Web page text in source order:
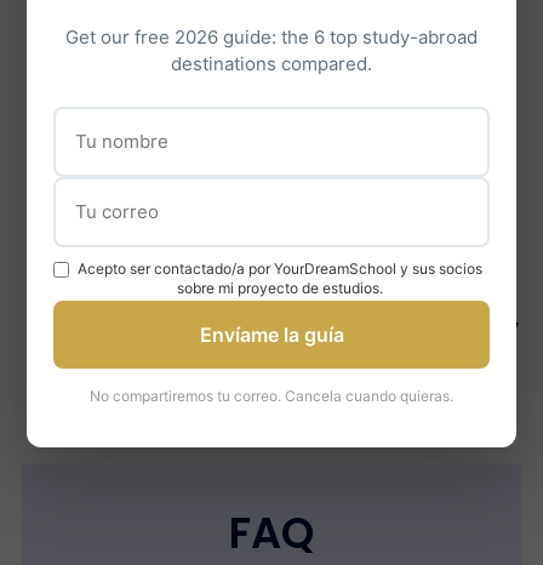
Rédaction du personal statement:
accompagnement itératif pour un texte
percutant et aligné sur les attendus
britanniques.
Entretiens blancs: simulations si Durham
University exige des interviews (Medicine,
Law, certains programmes).
Suivi jusqu’à l’admission: choix du
college, gestion des offres conditionnelles,
préparation à l’installation au Royaume-
Uni.
FAQ
Get our free 2026 guide: the 6 top study-abroad
destinations compared.
Acepto ser contactado/a por YourDreamSchool y sus socios
sobre mi proyecto de estudios.
Envíame la guía
No compartiremos tu correo. Cancela cuando quieras.